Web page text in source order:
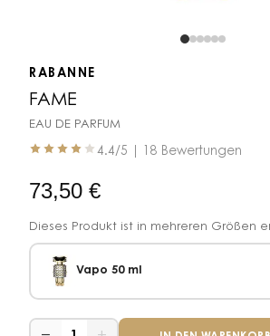
RABANNE
FAME
EAU DE PARFUM
4.4/5 | 18 Bewertungen
73,50 €
Dieses Produkt ist in mehreren Größen
Vapo 50 ml